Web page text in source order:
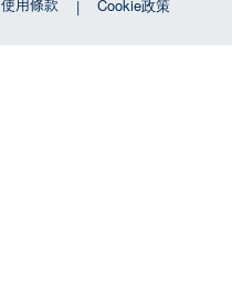
Cookie政策